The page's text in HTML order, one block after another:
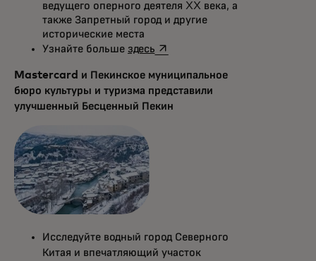
ведущего оперного деятеля XX века, а
также Запретный город и другие
исторические места
Узнайте больше здесьopens in a new tab
Mastercard и Пекинское муниципальное
бюро культуры и туризма представили
улучшенный Бесценный Пекин
Исследуйте водный город Северного
Китая и впечатляющий участок